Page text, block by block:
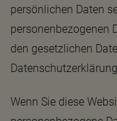
persönlichen Daten
personenbezogenen
den gesetzlichen
Datenschutzerklärung.
Wenn Sie diese